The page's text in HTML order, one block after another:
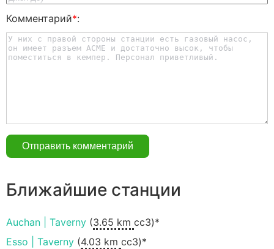
Комментарий*:
Ближайшие станции
Auchan | Taverny (3.65 km ccЗ)*
Esso | Taverny (4.03 km ccЗ)*